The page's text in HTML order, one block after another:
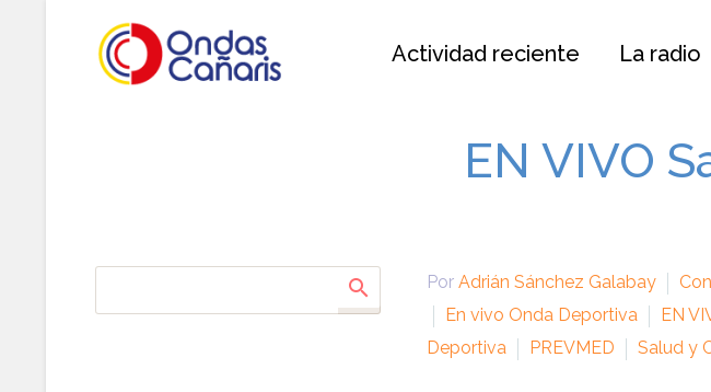
Actividad reciente La radio
EN VIVO
Por Adrián Sánchez Galabay
En vivo Onda Deportiva
EN
Deportiva
PREVMED Salud y